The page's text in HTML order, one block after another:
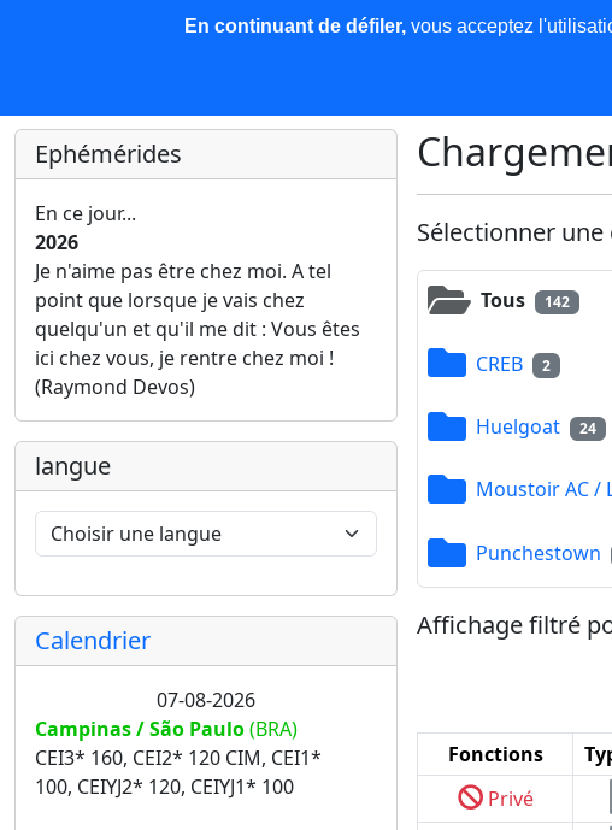
Les nouvelles Base de données Plus
Ephémérides
En ce jour...
2026
Je n'aime pas être chez moi. A tel
point que lorsque je vais chez
quelqu'un et qu'il me dit : Vous êtes
ici chez vous, je rentre chez moi !
(Raymond Devos)
langue
Calendrier
07-08-2026
Campinas / São Paulo(BRA)
CEI3* 160, CEI2* 120 CIM, CEI1*
100, CEIYJ2* 120, CEIYJ1* 100
Sélectionner
Tous 142
CREB 2
Huelgoat 24
Moustoir AC /
Punchestown
Affichage filtré
Fonctions
Privé
En continuant de défiler,vous acceptez